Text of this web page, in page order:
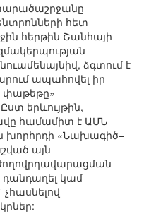
հետ
հերթին Շանհայի
ձգտում է
ապահովել իր
փաթեթը»
երևույթին,
համամիտ է ԱՄՆ
խորհրդի «Նախագիծ–
այն
դանդաղել կամ